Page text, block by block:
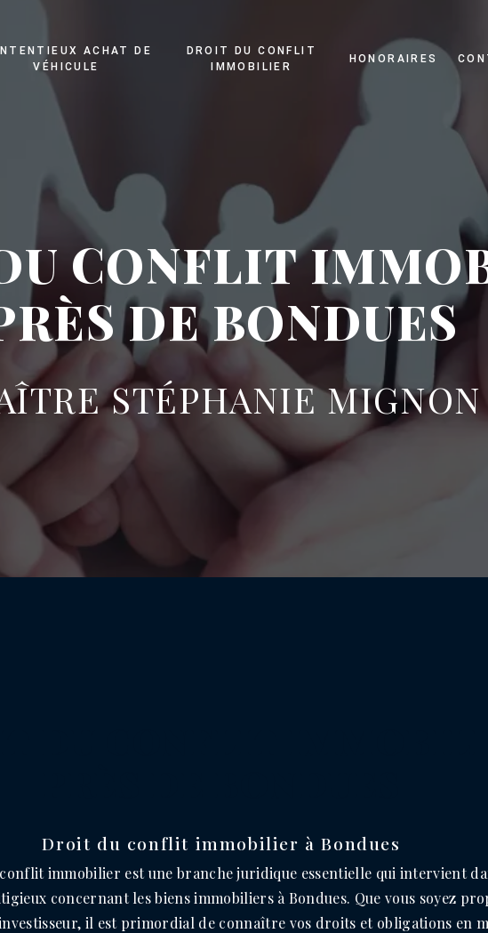
ACHAT DE
VÉHICULE
DROIT DU CONFLIT
IMMOBILIER
HONORAIRES
CONFLIT
DE BONDUES
STÉPHANIE MIGNON
Droit du conflit immobilier à Bondues
immobilier est une branche juridique essentielle qui intervient
concernant les biens immobiliers à Bondues. Que vous soyez
il est primordial de connaître vos droits et obligations en